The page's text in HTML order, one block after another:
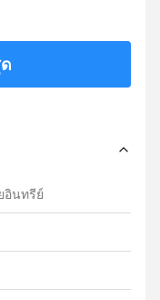
อินทรีย์